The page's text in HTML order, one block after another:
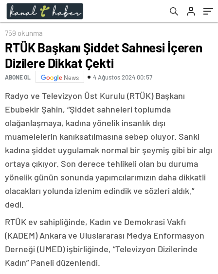
759 okunma
RTÜK Başkanı Şiddet Sahnesi İçeren
Dizilere Dikkat Çekti
ABONE OL News 4 Ağustos 2024 00:57
Radyo ve Televizyon Üst Kurulu (RTÜK) Başkanı
Ebubekir Şahin, “Şiddet sahneleri toplumda
olağanlaşmaya, kadına yönelik insanlık dışı
muamelelerin kanıksatılmasına sebep oluyor. Sanki
kadına şiddet uygulamak normal bir şeymiş gibi bir algı
ortaya çıkıyor. Son derece tehlikeli olan bu duruma
yönelik günün sonunda yapımcılarımızın daha dikkatli
olacakları yolunda izlenim edindik ve sözleri aldık.”
dedi.
RTÜK ev sahipliğinde, Kadın ve Demokrasi Vakfı
(KADEM) Ankara ve Uluslararası Medya Enformasyon
Derneği (UMED) işbirliğinde, “Televizyon Dizilerinde
Kadın” Paneli düzenlendi.